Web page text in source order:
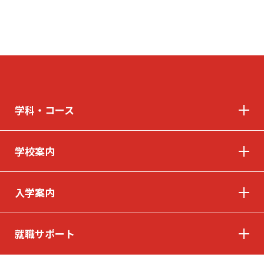
〒263-0025 千葉市稲毛区穴川町386
Tel . 043-307-1819 / Fax . 043-307-6070
© INTERNATIONAL TECHNICAL COLLEGE All rights reserved.
学科・コース
学校案内
入学案内
就職サポート